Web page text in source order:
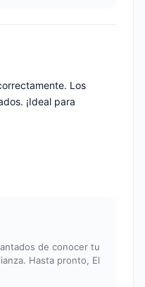
Los
¡Ideal para
de conocer tu
Hasta pronto, El